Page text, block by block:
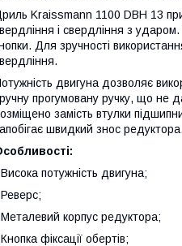
Kraissmann 1100 DBH 13
і свердління з
Для зручності
двигуна дозволяє
прогумовану ручку, що не
замість втулки
швидкий знос редуктора.
потужність двигуна;
корпус редуктора;
фіксації обертів;